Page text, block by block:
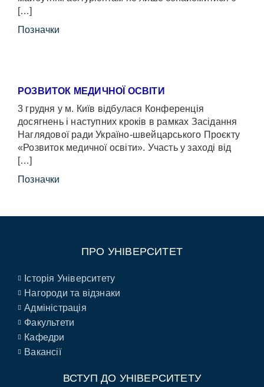
[…]
Позначки
РОЗВИТОК МЕДИЧНОЇ ОСВІТИ
3 грудня у м. Київ відбулася Конференція
досягнень і наступних кроків в рамках Засідання
Наглядової ради Україно-швейцарського Проєкту
«Розвиток медичної освіти». Участь у заході від
[…]
Позначки
ПРО УНІВЕРСИТЕТ
Історія Університету
Нагороди та відзнаки
Адміністрація
Факультети
Кафедри
Вакансії
ВСТУП ДО УНІВЕРСИТЕТУ